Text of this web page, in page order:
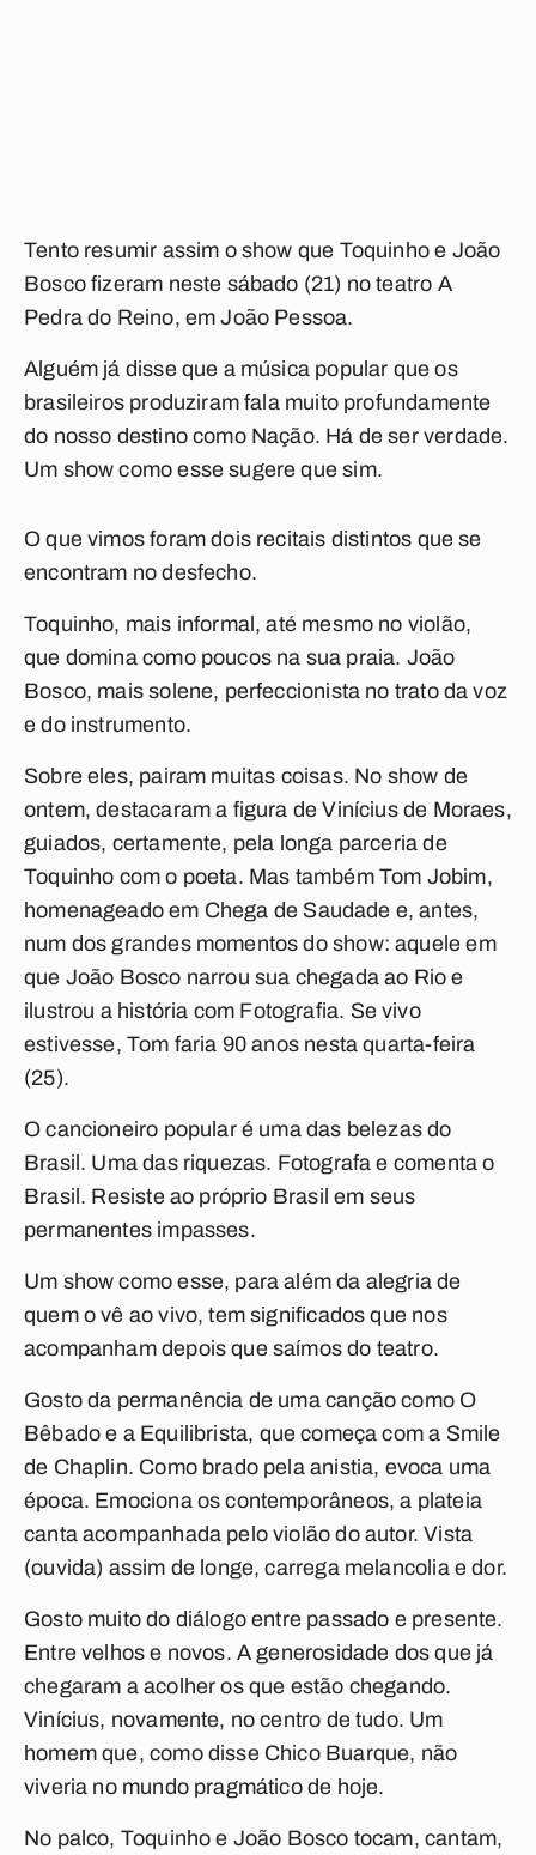
Tento resumir assim o show que Toquinho e João
Bosco fizeram neste sábado (21) no teatro A
Pedra do Reino, em João Pessoa.
Alguém já disse que a música popular que os
brasileiros produziram fala muito profundamente
do nosso destino como Nação. Há de ser verdade.
Um show como esse sugere que sim.
O que vimos foram dois recitais distintos que se
encontram no desfecho.
Toquinho, mais informal, até mesmo no violão,
que domina como poucos na sua praia. João
Bosco, mais solene, perfeccionista no trato da voz
e do instrumento.
Sobre eles, pairam muitas coisas. No show de
ontem, destacaram a figura de Vinícius de Moraes,
guiados, certamente, pela longa parceria de
Toquinho com o poeta. Mas também Tom Jobim,
homenageado em Chega de Saudade e, antes,
num dos grandes momentos do show: aquele em
que João Bosco narrou sua chegada ao Rio e
ilustrou a história com Fotografia. Se vivo
estivesse, Tom faria 90 anos nesta quarta-feira
(25).
O cancioneiro popular é uma das belezas do
Brasil. Uma das riquezas. Fotografa e comenta o
Brasil. Resiste ao próprio Brasil em seus
permanentes impasses.
Um show como esse, para além da alegria de
quem o vê ao vivo, tem significados que nos
acompanham depois que saímos do teatro.
Gosto da permanência de uma canção como O
Bêbado e a Equilibrista, que começa com a Smile
de Chaplin. Como brado pela anistia, evoca uma
época. Emociona os contemporâneos, a plateia
canta acompanhada pelo violão do autor. Vista
(ouvida) assim de longe, carrega melancolia e dor.
Gosto muito do diálogo entre passado e presente.
Entre velhos e novos. A generosidade dos que já
chegaram a acolher os que estão chegando.
Vinícius, novamente, no centro de tudo. Um
homem que, como disse Chico Buarque, não
viveria no mundo pragmático de hoje.
No palco, Toquinho e João Bosco tocam, cantam,